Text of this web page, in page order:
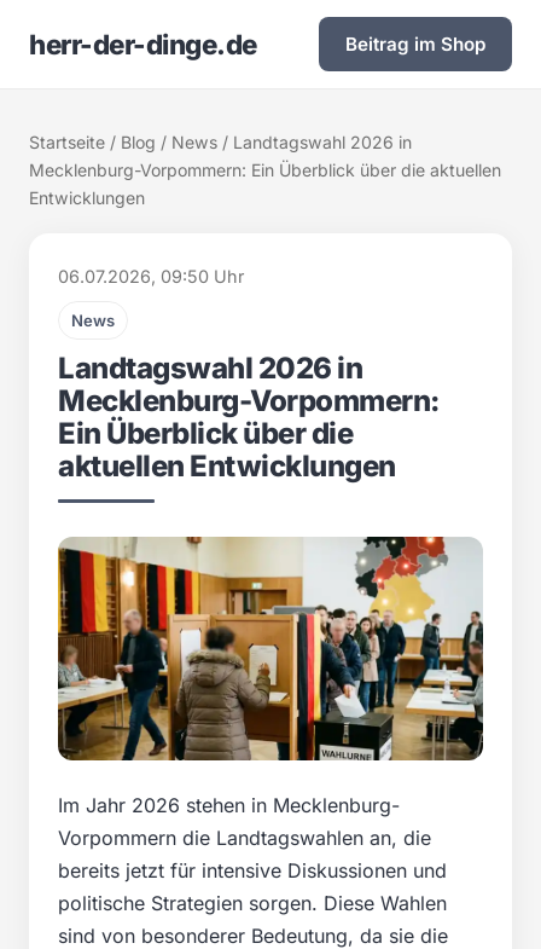
herr-der-dinge.de Beitrag im Shop
Startseite / Blog / News / Landtagswahl 2026 in
Mecklenburg-Vorpommern: Ein Überblick über die aktuellen
Entwicklungen
06.07.2026, 09:50 Uhr
News
Landtagswahl 2026 in
Mecklenburg-Vorpommern:
Ein Überblick über die
aktuellen Entwicklungen
Im Jahr 2026 stehen in Mecklenburg-
Vorpommern die Landtagswahlen an, die
bereits jetzt für intensive Diskussionen und
politische Strategien sorgen. Diese Wahlen
sind von besonderer Bedeutung, da sie die